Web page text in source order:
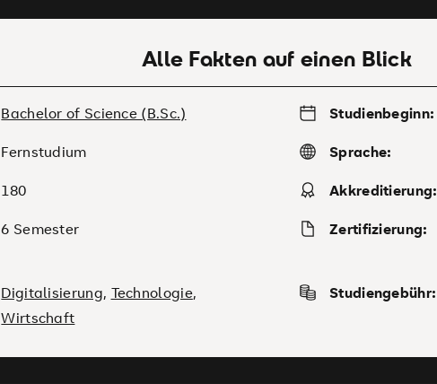
Alle Fakten auf einen Blick
Bachelor of Science (B.Sc.) Studienbeginn:
Fernstudium Sprache:
180 Akkreditierung:
6 Semester Zertifizierung:
Digitalisierung, Technologie,
Wirtschaft
Studiengebühr: